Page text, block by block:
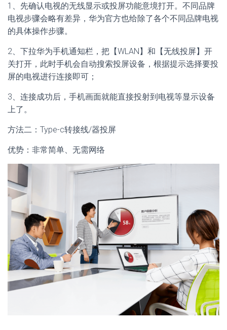
1、先确认电视的无线显示或投屏功能意境打开。不同品牌
电视步骤会略有差异，华为官方也给除了各个不同品牌电视
的具体操作步骤。
2、下拉华为手机通知栏，把【WLAN】和【无线投屏】开
关打开，此时手机会自动搜索投屏设备，根据提示选择要投
屏的电视进行连接即可；
3、连接成功后，手机画面就能直接投射到电视等显示设备
上了。
方法二：Type-c转接线/器投屏
优势：非常简单、无需网络